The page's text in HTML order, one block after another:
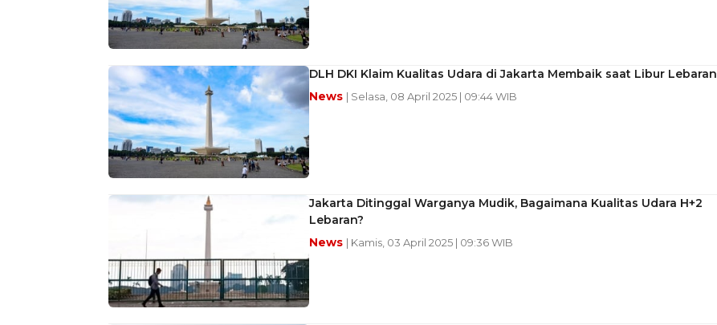
DLH DKI Klaim Kualitas Udara di Jakarta Membaik saat Libur Lebaran
News | Selasa, 08 April 2025 | 09:44 WIB
Jakarta Ditinggal Warganya Mudik, Bagaimana Kualitas Udara H+2
Lebaran?
News | Kamis, 03 April 2025 | 09:36 WIB